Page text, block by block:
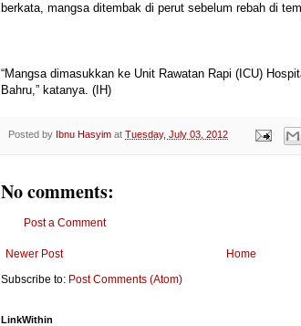
berkata, mangsa ditembak di perut sebelum rebah di
“Mangsa dimasukkan ke Unit Rawatan Rapi (ICU)
Bahru,” katanya. (IH)
Posted by Ibnu Hasyim at Tuesday, July 03, 2012
No comments:
Post a Comment
Newer Post
Home
Subscribe to: Post Comments (Atom)
LinkWithin